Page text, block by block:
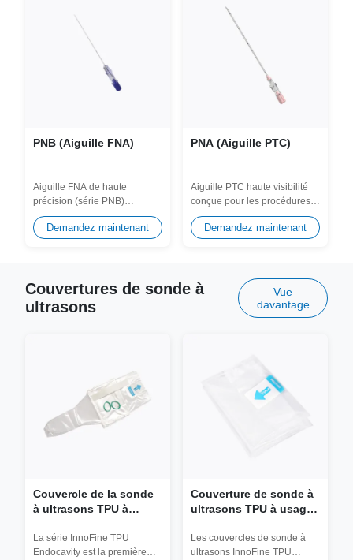
PNB (Aiguille FNA)
Aiguille FNA de haute
précision (série PNB)
optimisée pour la cytologie de
la thyroïde et des...
Demandez maintenant
PNA (Aiguille PTC)
Aiguille PTC haute visibilité
conçue pour les procédures
interventionnelles par
ultrasons, dotée...
Demandez maintenant
Couvertures de sonde à
ultrasons
Vue
davantage
Couvercle de la sonde
à ultrasons TPU à
La série InnoFine TPU
Endocavity est la première
Couverture de sonde à
ultrasons TPU à usage
Les couvercles de sonde à
ultrasons InnoFine TPU